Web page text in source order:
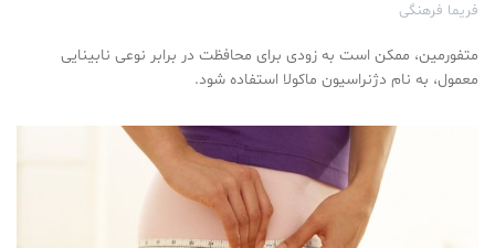
فریما فرهنگی
متفورمین، ممکن است به زودی برای محافظت در برابر نوعی نابینایی
معمول، به نام دژنراسیون ماکولا استفاده شود.